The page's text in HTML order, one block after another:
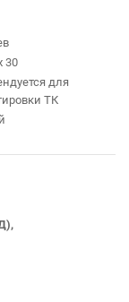
30
для
ТК